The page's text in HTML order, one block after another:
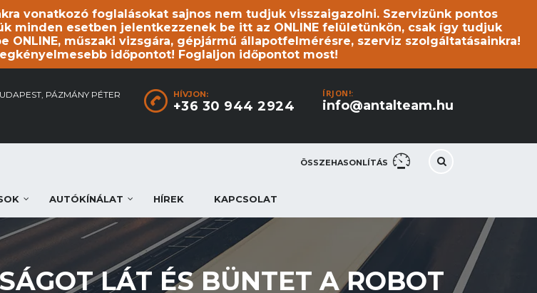
vonatkozó foglalásokat sajnos nem tudjuk visszaigazolni. Szervizünk pontos
minden esetben jelentkezzenek be itt az ONLINE felületünkön, csak így tudjuk
műszaki vizsgára, gépjármű állapotfelmérésre, szerviz szolgáltatásainkra!
időpontot! Foglaljon időpontot most!
ÍRJON!:
info@antalteam.hu
HÍVJON:
+36 30 944 2924
PÁZMÁNY PÉTER
ÖSSZEHASONLÍTÁS
AUTÓKÍNÁLAT HÍREK KAPCSOLAT
LÁT ÉS BÜNTET A ROBOT